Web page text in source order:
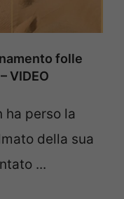
folle
VIDEO
ha perso la
della sua
...